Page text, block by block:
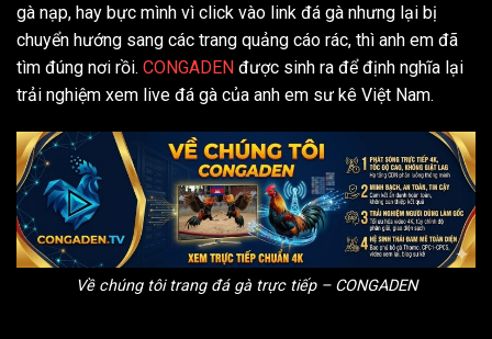
gà nạp, hay bực mình vì click vào link đá gà nhưng lại bị
chuyển hướng sang các trang quảng cáo rác, thì anh em đã
tìm đúng nơi rồi. CONGADEN được sinh ra để định nghĩa lại
trải nghiệm xem live đá gà của anh em sư kê Việt Nam.
Về chúng tôi trang đá gà trực tiếp – CONGADEN